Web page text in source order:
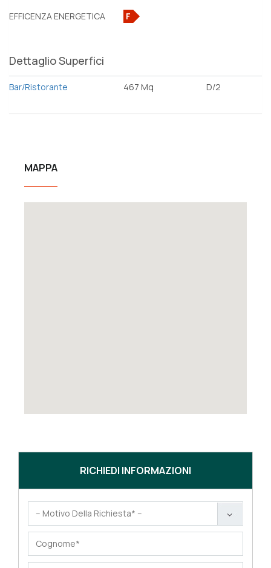
EFFICENZA ENERGETICA
F
Dettaglio Superfici
Bar/Ristorante 467 Mq D/2
MAPPA
RICHIEDI INFORMAZIONI